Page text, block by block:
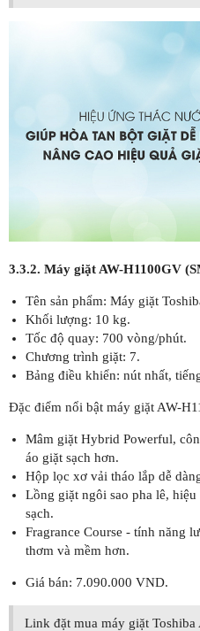
3.3.2. Máy giặt AW-H1100GV
Tên sản phẩm: Máy giặt
Khối lượng: 10 kg.
Tốc độ quay: 700 vòng/phút.
Chương trình giặt: 7.
Bảng điều khiển: nút nhất,
Đặc điểm nổi bật máy giặt AW-
Mâm giặt Hybrid Powerful,
áo giặt sạch hơn.
Hộp lọc xơ vải tháo lắp dễ
Lồng giặt ngôi sao pha lê,
sạch.
Fragrance Course - tính năng
thơm và mềm hơn.
Giá bán: 7.090.000 VND.
Link đặt mua máy giặt